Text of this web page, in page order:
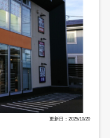
更新日：2025/10/20